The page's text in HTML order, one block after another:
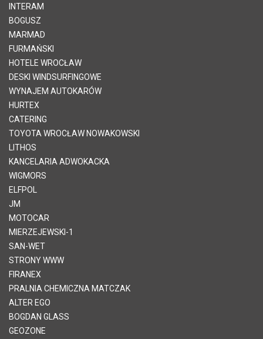
INTERAM
BOGUSZ
MARMAD
FURMAŃSKI
HOTELE WROCŁAW
DESKI WINDSURFINGOWE
WYNAJEM AUTOKARÓW
HURTEX
CATERING
TOYOTA WROCŁAW NOWAKOWSKI
LITHOS
KANCELARIA ADWOKACKA
WIGMORS
ELFPOL
JM
MOTOCAR
MIERZEJEWSKI-1
SAN-WET
STRONY WWW
FIRANEX
PRALNIA CHEMICZNA MATCZAK
ALTER EGO
BOGDAN GLASS
GEOZONE